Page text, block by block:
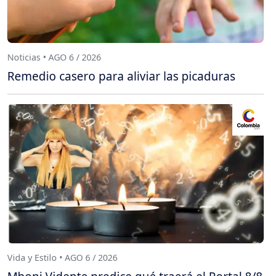
Noticias • AGO 6 / 2026
Remedio casero para aliviar las picaduras
Vida y Estilo • AGO 6 / 2026